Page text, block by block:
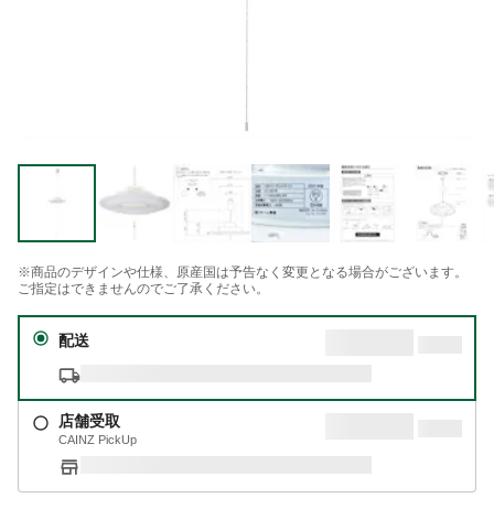
※商品のデザインや仕様、原産国は予告なく変更となる場合がございます。
ご指定はできませんのでご了承ください。
配送
店舗受取
CAINZ PickUp